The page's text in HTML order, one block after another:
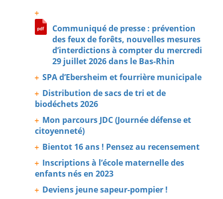
Communiqué de presse : prévention
des feux de forêts, nouvelles mesures
d’interdictions à compter du mercredi
29 juillet 2026 dans le Bas-Rhin
SPA d’Ebersheim et fourrière municipale
Distribution de sacs de tri et de
biodéchets 2026
Mon parcours JDC (Journée défense et
citoyenneté)
Bientot 16 ans ! Pensez au recensement
Inscriptions à l’école maternelle des
enfants nés en 2023
Deviens jeune sapeur-pompier !